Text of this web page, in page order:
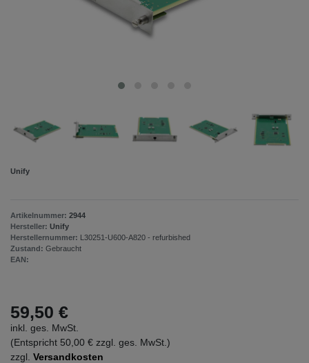
Unify
Artikelnummer: 2944
Hersteller: Unify
Herstellernummer: L30251-U600-A820 - refurbished
Zustand: Gebraucht
EAN:
59,50 €
inkl. ges. MwSt.
(Entspricht 50,00 € zzgl. ges. MwSt.)
zzgl. Versandkosten